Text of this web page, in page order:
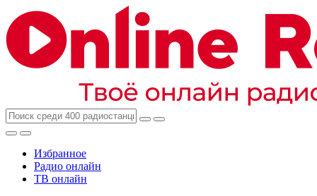
Избранное
Радио онлайн
ТВ онлайн